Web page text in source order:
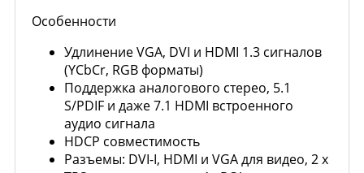
Особенности
Удлинение VGA, DVI и HDMI 1.3 сигналов
(YCbCr, RGB форматы)
Поддержка аналогового стерео, 5.1
S/PDIF и даже 7.1 HDMI встроенного
аудио сигнала
HDCP совместимость
Разъемы: DVI-I, HDMI и VGA для видео, 2 x